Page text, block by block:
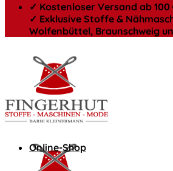
✓ Kostenloser Versand ab 100
✓ Exklusive Stoffe &
Wolfenbüttel, Braunschweig
Online-Shop